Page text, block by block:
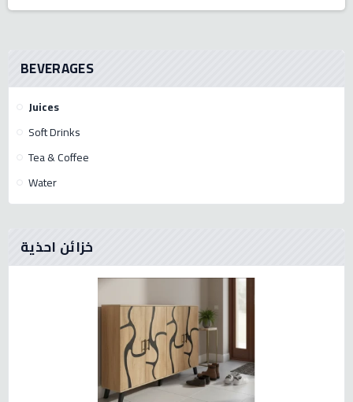
BEVERAGES
Juices
Soft Drinks
Tea & Coffee
Water
خزائن احذية